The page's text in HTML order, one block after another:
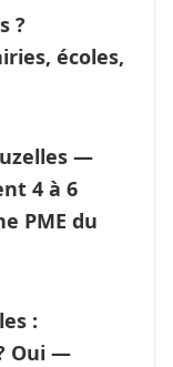
?
écoles,
—
4 à 6
PME du
:
Oui —